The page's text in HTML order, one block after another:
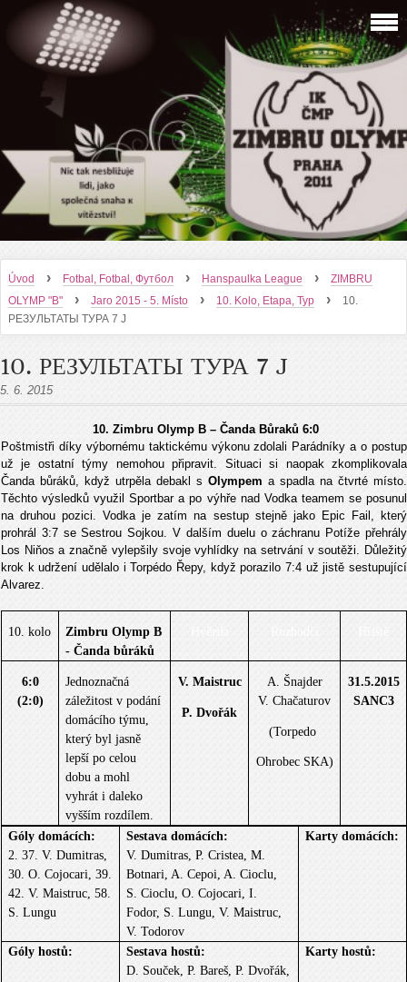
Úvod › Fotbal, Fotbal, Футбол › Hanspaulka League ›
ZIMBRU
OLYMP "B"
› Jaro 2015 - 5. Místo › 10. Kolo, Etapa, Тур ›
10.
РЕЗУЛЬТАТЫ ТУРА 7 J
10. РЕЗУЛЬТАТЫ ТУРА 7 J
5. 6. 2015
10. Zimbru Olymp B – Čanda Bůraků 6:0
Poštmistři díky výbornému taktickému výkonu zdolali Parádníky a o postup
už je ostatní týmy nemohou připravit. Situaci si naopak zkomplikovala
Čanda bůráků, když utrpěla debakl s Olympem a spadla na čtvrté místo.
Těchto výsledků využil Sportbar a po výhře nad Vodka teamem se posunul
na druhou pozici. Vodka je zatím na sestup stejně jako Epic Fail, který
prohrál 3:7 se Sestrou Sojkou. V dalším duelu o záchranu Potíže přehrály
Los Niňos a značně vylepšily svoje vyhlídky na setrvání v soutěži. Důležitý
krok k udržení udělalo i Torpédo Řepy, když porazilo 7:4 už jistě sestupující
Alvarez.
10. kolo
Zimbru Olymp B
- Čanda bůráků
Hvězda Rozhodčí
6:0
(2:0)
Jednoznačná
záležitost v podání
domácího týmu,
který byl jasně
lepší po celou
dobu a mohl
vyhrát i daleko
vyšším rozdílem.
V. Maistruc
P. Dvořák
A. Šnajder
V. Chačaturov
(Torpedo
Ohrobec SKA)
31.5.2015
SANC3
Góly domácích:
2. 37. V. Dumitras,
30. O. Cojocari, 39.
42. V. Maistruc, 58.
S. Lungu
Sestava domácích:
V. Dumitras, P. Cristea, M.
Botnari, A. Cepoi, A. Cioclu,
S. Cioclu, O. Cojocari, I.
Fodor, S. Lungu, V. Maistruc,
V. Todorov
Karty domácích:
Góly hostů:
Sestava hostů:
D. Souček, P. Bareš, P. Dvořák,
Karty hostů: